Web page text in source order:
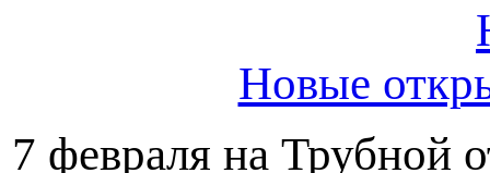
Новые
7 февраля на Трубной